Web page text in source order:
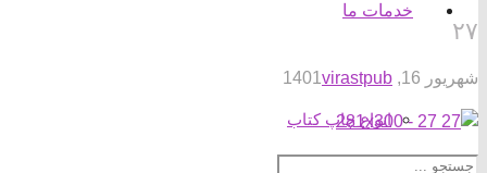
خدمات ما
انواع چاپ کتاب
۲۷
شهریور 16, 1401 virastpub